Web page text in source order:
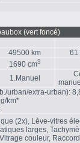
(vert foncé)
49500 km 61
1690 cm3
1.Manuel
urban/extra-urban):
km*
(2x), Lève-vitres
larges,
couleur,